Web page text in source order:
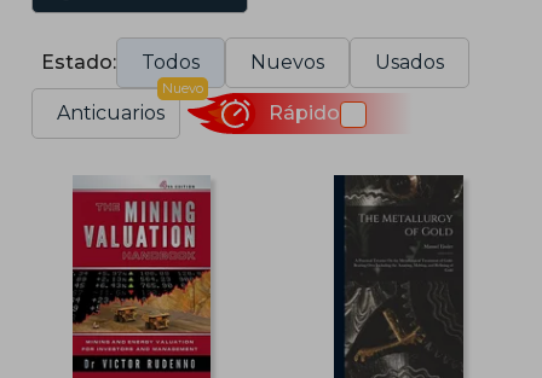
Estado: Todos Nuevos Usados
Anticuarios
Nuevo
Rápido